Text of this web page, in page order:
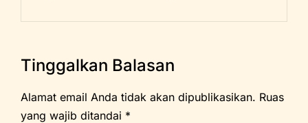
Tinggalkan Balasan
Alamat email Anda tidak akan dipublikasikan. Ruas
yang wajib ditandai *